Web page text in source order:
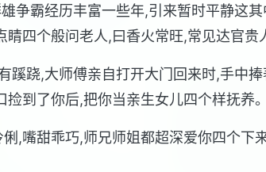
争霸经历丰富一些年,引来暂时平静这
四个般问老人,曰香火常旺,常见达官贵
跷,大师傅亲自打开大门回来时,手中
到了你后,把你当亲生女儿四个样抚养。
,嘴甜乖巧,师兄师姐都超深爱你四个下